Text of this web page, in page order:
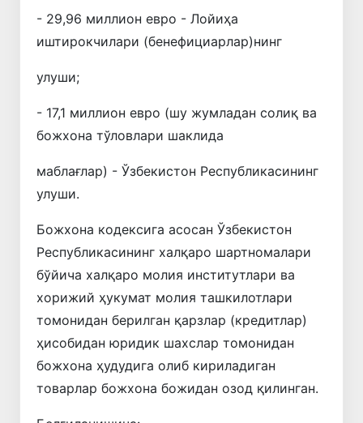
- 29,96 миллион евро - Лойиҳа
иштирокчилари (бенефициарлар)нинг
улуши;
- 17,1 миллион евро (шу жумладан солиқ ва
божхона тўловлари шаклида
маблағлар) - Ўзбекистон Республикасининг
улуши.
Божхона кодексига асосан Ўзбекистон
Республикасининг халқаро шартномалари
бўйича халқаро молия институтлари ва
хорижий ҳукумат молия ташкилотлари
томонидан берилган қарзлар (кредитлар)
ҳисобидан юридик шахслар томонидан
божхона ҳудудига олиб кириладиган
товарлар божхона божидан озод қилинган.